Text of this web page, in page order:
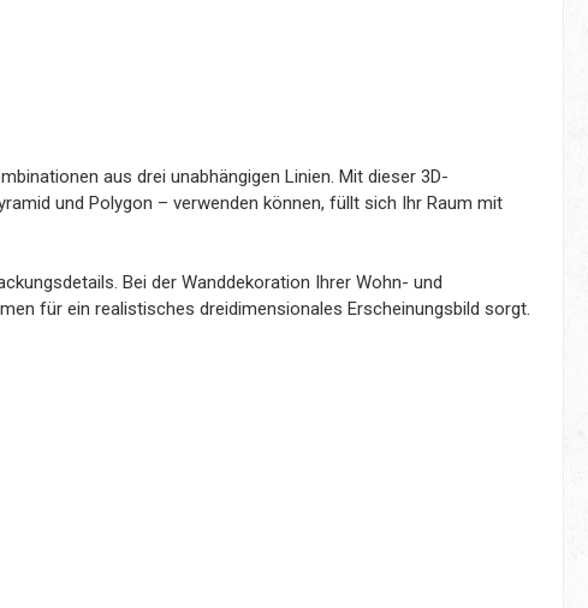
aus drei unabhängigen Linien. Mit dieser 3D-
und Polygon – verwenden können, füllt sich Ihr Raum mit
Bei der Wanddekoration Ihrer Wohn- und
für ein realistisches dreidimensionales Erscheinungsbild sorgt.